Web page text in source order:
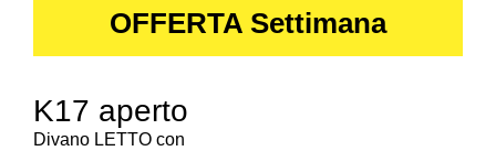
OFFERTA Settimana
K17 aperto
Divano LETTO con